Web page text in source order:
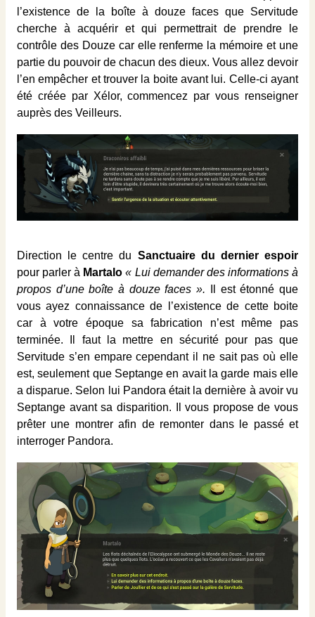
l’existence de la boîte à douze faces que Servitude
cherche à acquérir et qui permettrait de prendre le
contrôle des Douze car elle renferme la mémoire et une
partie du pouvoir de chacun des dieux. Vous allez devoir
l’en empêcher et trouver la boite avant lui. Celle-ci ayant
été créée par Xélor, commencez par vous renseigner
auprès des Veilleurs.
Direction le centre du Sanctuaire du dernier espoir
pour parler à Martalo« Lui demander des informations à
propos d’une boîte à douze faces ». Il est étonné que
vous ayez connaissance de l’existence de cette boite
car à votre époque sa fabrication n’est même pas
terminée. Il faut la mettre en sécurité pour pas que
Servitude s’en empare cependant il ne sait pas où elle
est, seulement que Septange en avait la garde mais elle
a disparue. Selon lui Pandora était la dernière à avoir vu
Septange avant sa disparition. Il vous propose de vous
prêter une montrer afin de remonter dans le passé et
interroger Pandora.